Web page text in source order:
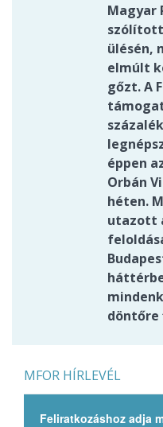
Magyar
ülésén,
elmúlt
gőzt. A
éppen
Orbán
héten.
utazott
döntőre
MFOR HÍRLEVÉL
Feliratkozáshoz adja